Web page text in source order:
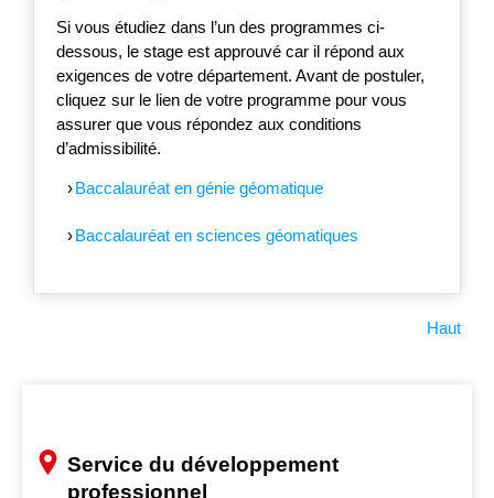
Si vous étudiez dans l’un des programmes ci-
dessous, le stage est approuvé car il répond aux
exigences de votre département. Avant de postuler,
cliquez sur le lien de votre programme pour vous
assurer que vous répondez aux conditions
d’admissibilité.
Baccalauréat en génie géomatique
Baccalauréat en sciences géomatiques
Haut
Service du développement
professionnel